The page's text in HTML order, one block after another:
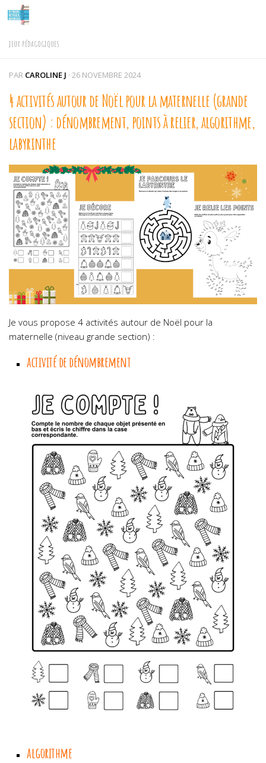
Skip to content
JEUX PÉDAGOGIQUES
PAR CAROLINE J · 26 NOVEMBRE 2024
4 activités autour de Noël pour la maternelle (grande
section) : dénombrement, points à relier, algorithme,
labyrinthe
Je vous propose 4 activités autour de Noël pour la
maternelle (niveau grande section) :
activité de dénombrement
algorithme